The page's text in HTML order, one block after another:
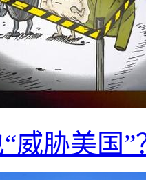
威胁美国”